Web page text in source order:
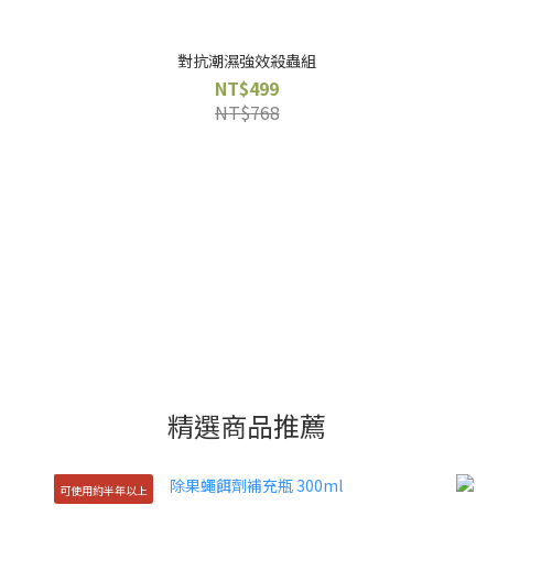
對抗潮濕強效殺蟲組
NT$499
NT$768
精選商品推薦
可使用約半年以上